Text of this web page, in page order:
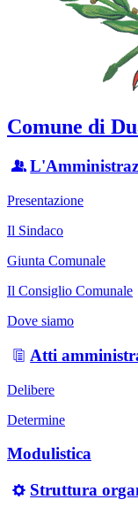
Comune di
Presentazione
Il Sindaco
Giunta Comunale
Il Consiglio Comunale
Dove siamo
Atti
Delibere
Determine
Modulistica
Struttura